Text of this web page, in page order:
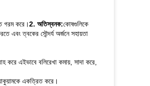
গরম করে।2. অতিস্বনক:কোষগুলিকে
এবং ত্বকের সৌন্দর্য অর্জনে সহায়তা
করে এইভাবে বলিরেখা কমায়, সাদা করে,
একত্রিত করে।